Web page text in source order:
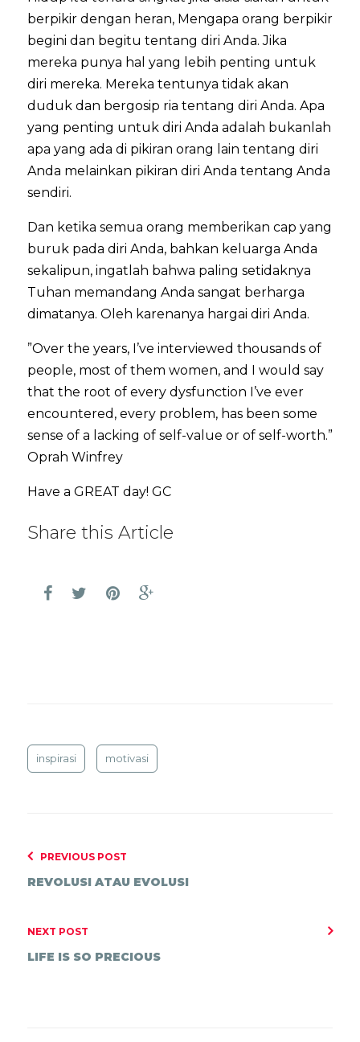
berpikir dengan heran, Mengapa orang berpikir
begini dan begitu tentang diri Anda. Jika
mereka punya hal yang lebih penting untuk
diri mereka. Mereka tentunya tidak akan
duduk dan bergosip ria tentang diri Anda. Apa
yang penting untuk diri Anda adalah bukanlah
apa yang ada di pikiran orang lain tentang diri
Anda melainkan pikiran diri Anda tentang Anda
sendiri.
Dan ketika semua orang memberikan cap yang
buruk pada diri Anda, bahkan keluarga Anda
sekalipun, ingatlah bahwa paling setidaknya
Tuhan memandang Anda sangat berharga
dimatanya. Oleh karenanya hargai diri Anda.
”Over the years, I’ve interviewed thousands of
people, most of them women, and I would say
that the root of every dysfunction I’ve ever
encountered, every problem, has been some
sense of a lacking of self-value or of self-worth.”
Oprah Winfrey
Have a GREAT day! GC
Share this Article
inspirasi motivasi
PREVIOUS POST
REVOLUSI ATAU EVOLUSI
NEXT POST
LIFE IS SO PRECIOUS